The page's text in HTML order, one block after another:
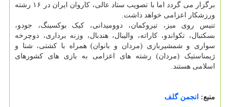
برگزار می گردد اما با تصویب ستاد عالی، کاروان ایران در ۱۶ رشته
ورزشکار اعزامی خواهد داشت.
تنیس روی میز، تیروکمان، دوومیدانی، کیک بوکسینگ، جودو،
بسکتبال، تکواندو، کاراته، والیبال، هندبال، وزنه برداری، دوچرخه
سواری و شمشیربازی (مردان و بانوان) همراه با کشتی، شنا و
ژیمناستیک (مردان) رشته های اعزامی به بازی های کشورهای
اسلامی هستند.
منبع: انجمن گلف